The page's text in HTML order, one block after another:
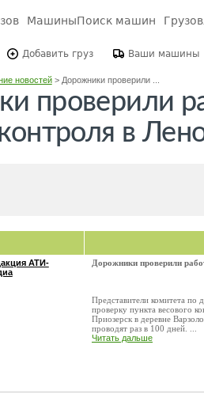
МашиныПоиск машин
Добавить груз Ваши машины
новостей> Дорожники проверили ...
проверили
в
АТИ-
Дорожники проверили
Представители комитета
проверку пункта весового
Приозерск в деревне
проводят раз в 100 дней. ...
Читать дальше